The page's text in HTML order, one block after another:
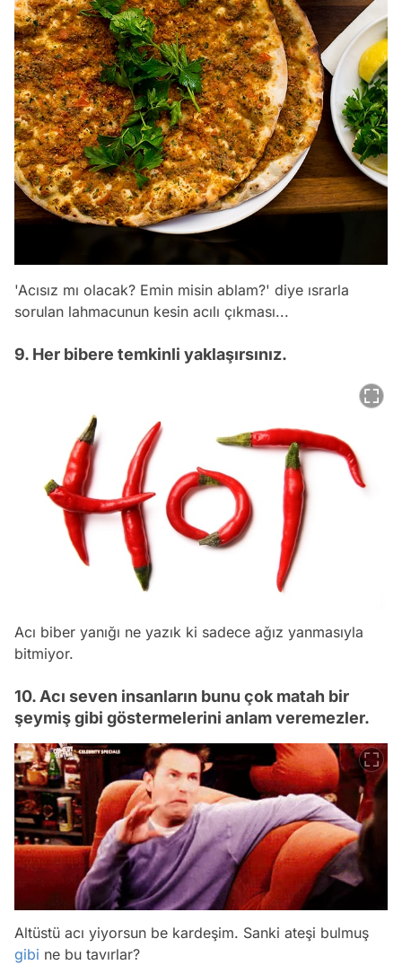
'Acısız mı olacak? Emin misin ablam?' diye ısrarla
sorulan lahmacunun kesin acılı çıkması...
9. Her bibere temkinli yaklaşırsınız.
Acı biber yanığı ne yazık ki sadece ağız yanmasıyla
bitmiyor.
10. Acı seven insanların bunu çok matah bir
şeymiş gibi göstermelerini anlam veremezler.
Altüstü acı yiyorsun be kardeşim. Sanki ateşi bulmuş
gibi ne bu tavırlar?